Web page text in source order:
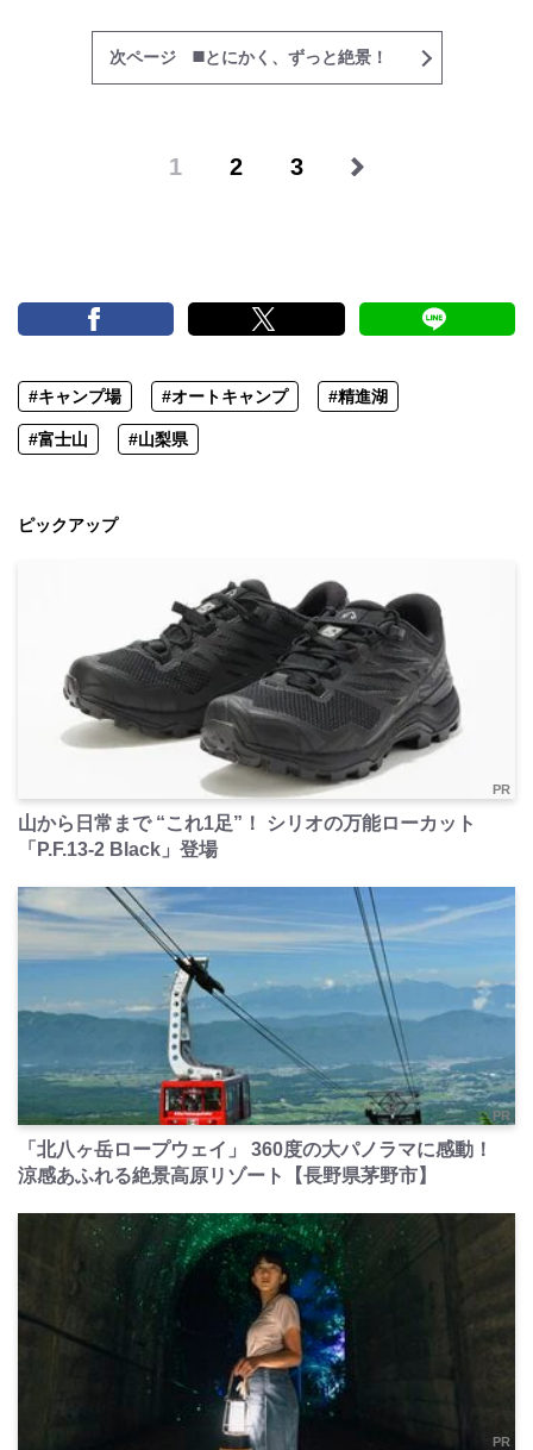
次ページ ◼️とにかく、ずっと絶景！
1 2 3
#キャンプ場 #オートキャンプ #精進湖
#富士山 #山梨県
ピックアップ
PR
山から日常まで “これ1足”！ シリオの万能ローカット
「P.F.13-2 Black」登場
PR
「北八ヶ岳ロープウェイ」 360度の大パノラマに感動！
涼感あふれる絶景高原リゾート【長野県茅野市】
PR